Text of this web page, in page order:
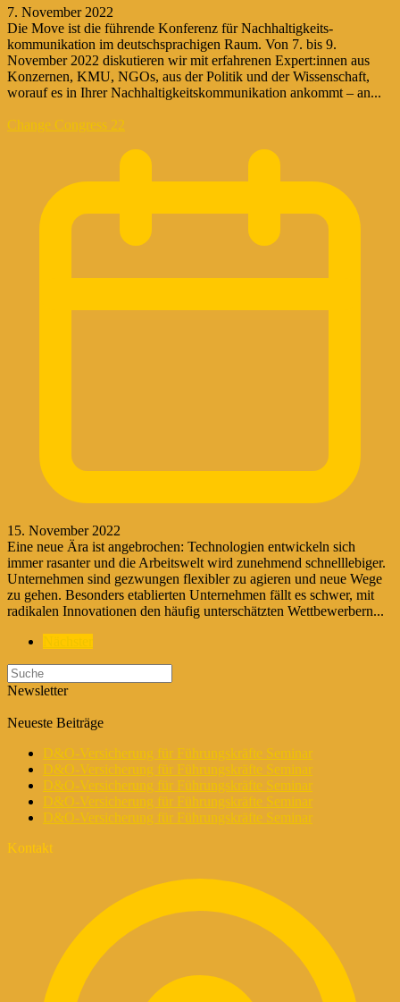
7. November 2022
Die Move ist die führende Konferenz für Nachhaltigkeits­
kommunikation im deutschsprachigen Raum. Von 7. bis 9.
November 2022 diskutieren wir mit erfahrenen Expert:innen aus
Konzernen, KMU, NGOs, aus der Politik und der Wissenschaft,
worauf es in Ihrer Nachhaltigkeits­kommunikation ankommt – an...
Change Congress 22
15. November 2022
Eine neue Ära ist angebrochen: Technologien entwickeln sich
immer rasanter und die Arbeitswelt wird zunehmend schnelllebiger.
Unternehmen sind gezwungen flexibler zu agieren und neue Wege
zu gehen. Besonders etablierten Unternehmen fällt es schwer, mit
radikalen Innovationen den häufig unterschätzten Wettbewerbern...
Newsletter
Neueste Beiträge
D&O-Versicherung für Führungskräfte Seminar
D&O-Versicherung für Führungskräfte Seminar
D&O-Versicherung für Führungskräfte Seminar
D&O-Versicherung für Führungskräfte Seminar
D&O-Versicherung für Führungskräfte Seminar
Kontakt